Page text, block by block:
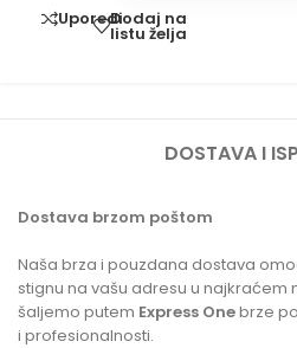
UporediDodaj na
listu želja
DOSTAVA I
Dostava brzom poštom
Naša brza i pouzdana dostava
stignu na vašu adresu u najkraćem
šaljemo putem Express Onebrze
i profesionalnosti.